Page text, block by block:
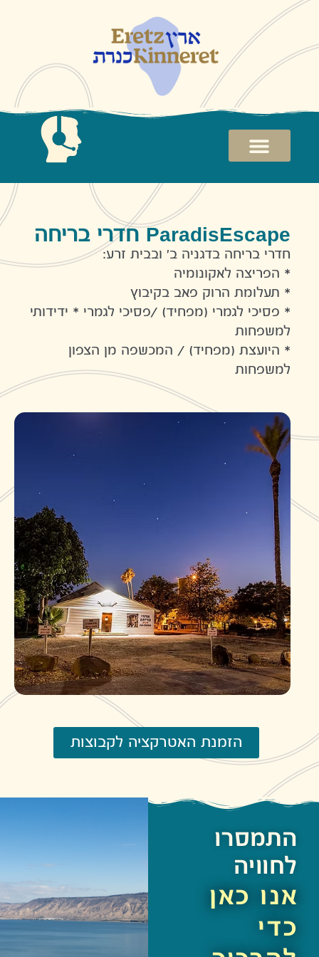
ParadisEscape חדרי בריחה
חדרי בריחה בדגניה ב' ובבית זרע:
* הפריצה לאקונומיה
* תעלומת הרוק פאב בקיבוץ
* פסיכי לגמרי (מפחיד) /פסיכי לגמרי * ידידותי
למשפחות
* היועצת (מפחיד) / המכשפה מן הצפון
למשפחות
הזמנת האטרקציה לקבוצות
התמסרו
לחוויה
אנו כאן
כדי